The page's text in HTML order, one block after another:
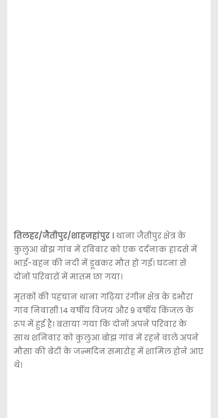
तिलहर/जैतीपुर/शाहजहांपुर ।थाना जैतीपुर क्षेत्र के
कुलुआ बोझ गांव में रविवार को एक दर्दनाक हादसे में
भाई-बहन की नदी में डूबकर मौत हो गई। घटना से
दोनों परिवारों में मातम छा गया।
मृतकों की पहचान थाना गढ़िया रंगीन क्षेत्र के डभौरा
गांव निवासी 14 वर्षीय विजय और 9 वर्षीय किंजल के
रूप में हुई है। बताया गया कि दोनों अपने परिवार के
साथ शनिवार को कुलुआ बोझ गांव में रहने वाले अपने
मौसा की बेटी के जन्मदिन समारोह में शामिल होने आए
थे।